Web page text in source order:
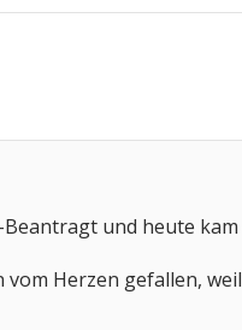
und heute kam
vom Herzen gefallen,